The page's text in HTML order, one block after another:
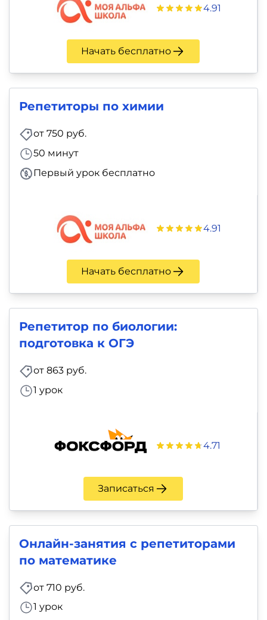
4.91
Начать бесплатно
Репетиторы по химии
от 750 руб.
50 минут
Первый урок бесплатно
4.91
Начать бесплатно
Репетитор по биологии:
подготовка к ОГЭ
от 863 руб.
1 урок
4.71
Записаться
Онлайн-занятия с репетиторами
по математике
от 710 руб.
1 урок